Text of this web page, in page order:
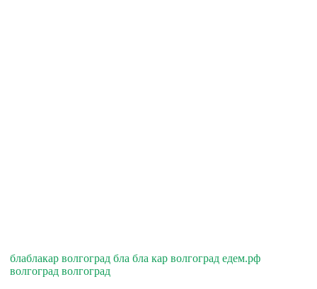
блаблакар волгоград бла бла кар волгоград едем.рф
волгоград волгоград